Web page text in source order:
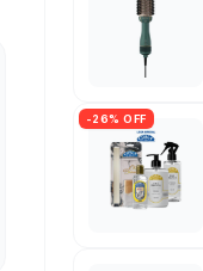
-26% OFF